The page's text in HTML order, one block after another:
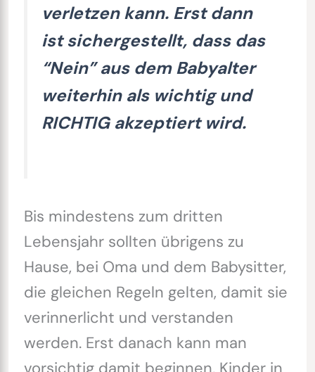
verletzen kann. Erst dann
ist sichergestellt, dass das
“Nein” aus dem Babyalter
weiterhin als wichtig und
RICHTIG akzeptiert wird.
Bis mindestens zum dritten
Lebensjahr sollten übrigens zu
Hause, bei Oma und dem Babysitter,
die gleichen Regeln gelten, damit sie
verinnerlicht und verstanden
werden. Erst danach kann man